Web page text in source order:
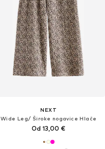
NEXT
Wide Leg/ Široke nogavice Hlače
Od 13,00 €